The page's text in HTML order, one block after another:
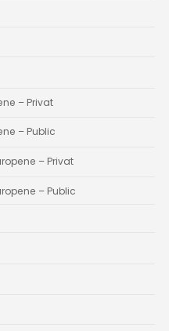
– Privat
– Public
– Privat
– Public